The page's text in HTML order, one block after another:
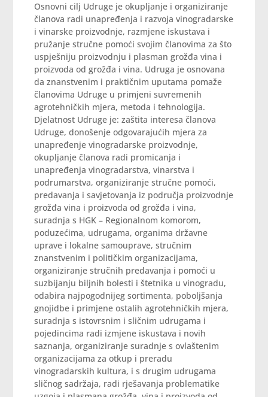
Osnovni cilj Udruge je okupljanje i organiziranje
članova radi unapređenja i razvoja vinogradarske
i vinarske proizvodnje, razmjene iskustava i
pružanje stručne pomoći svojim članovima za što
uspješniju proizvodnju i plasman grožđa vina i
proizvoda od grožđa i vina. Udruga je osnovana
da znanstvenim i praktičnim uputama pomaže
članovima Udruge u primjeni suvremenih
agrotehničkih mjera, metoda i tehnologija.
Djelatnost Udruge je: zaštita interesa članova
Udruge, donošenje odgovarajućih mjera za
unapređenje vinogradarske proizvodnje,
okupljanje članova radi promicanja i
unapređenja vinogradarstva, vinarstva i
podrumarstva, organiziranje stručne pomoći,
predavanja i savjetovanja iz područja proizvodnje
grožđa vina i proizvoda od grožđa i vina,
suradnja s HGK – Regionalnom komorom,
poduzećima, udrugama, organima državne
uprave i lokalne samouprave, stručnim
znanstvenim i političkim organizacijama,
organiziranje stručnih predavanja i pomoći u
suzbijanju biljnih bolesti i štetnika u vinogradu,
odabira najpogodnijeg sortimenta, poboljšanja
gnojidbe i primjene ostalih agrotehničkih mjera,
suradnja s istovrsnim i sličnim udrugama i
pojedincima radi izmjene iskustava i novih
saznanja, organiziranje suradnje s ovlaštenim
organizacijama za otkup i preradu
vinogradarskih kultura, i s drugim udrugama
sličnog sadržaja, radi rješavanja problematike